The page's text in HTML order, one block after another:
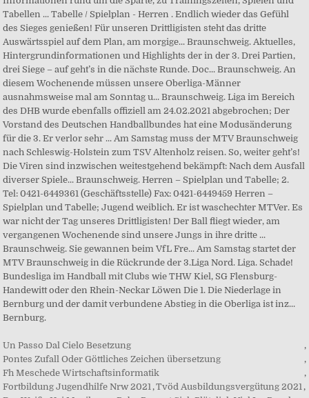
Un Passo Dal Cielo Besetzung
,
Pontes Zufall Oder Göttliches Zeichen übersetzung
,
Fh Meschede Wirtschaftsinformatik
,
Fortbildung Jugendhilfe Nrw 2021 ,Tvöd Ausbildungsvergütung 2021 ,